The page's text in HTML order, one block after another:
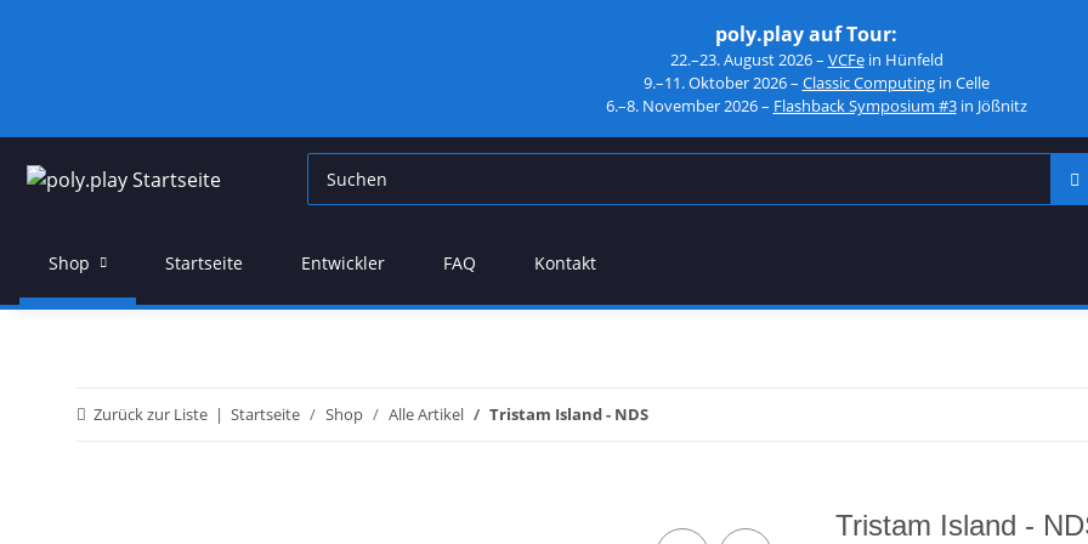
poly.play auf Tour:
22.–23. August 2026 – VCFein Hünfeld
9.–11. Oktober 2026 – Classic Computingin Celle
6.–8. November 2026 – Flashback Symposium #3in Jößnitz
Shop Startseite Entwickler FAQ Kontakt
Zurück zur Liste Startseite Shop Alle Artikel Tristam Island - NDS
Tristam Island -